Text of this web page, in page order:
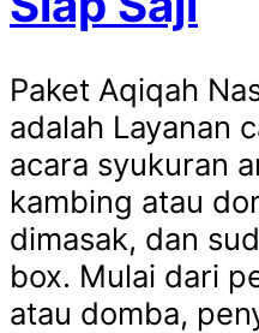
Paket Aqiqah
adalah Layanan
acara syukuran
kambing atau
dimasak, dan
box. Mulai dari
atau domba,